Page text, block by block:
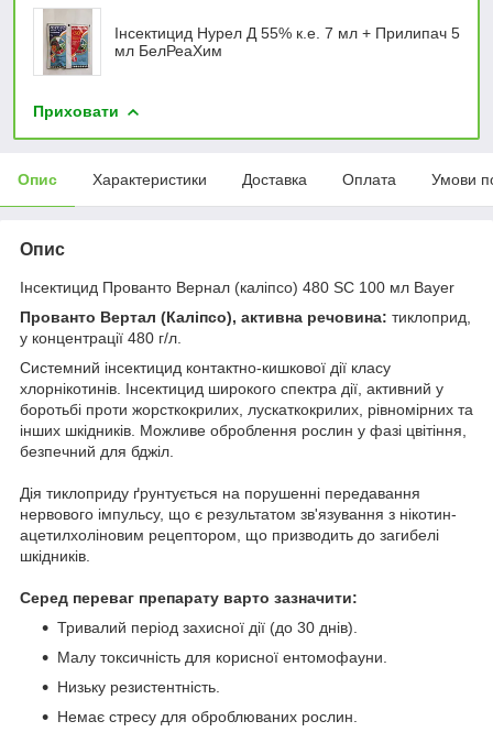
Інсектицид Нурел Д 55% к.е. 7 мл + Прилипач 5
мл БелРеаХим
Приховати
Опис Характеристики Доставка Оплата Умови
Опис
Інсектицид Прованто Вернал (каліпсо) 480 SC 100 мл Bayer
Прованто Вертал (Каліпсо), активна речовина: тиклоприд,
у концентрації 480 г/л.
Системний інсектицид контактно-кишкової дії класу
хлорнікотинів. Інсектицид широкого спектра дії, активний у
боротьбі проти жорсткокрилих, лускаткокрилих, рівномірних та
інших шкідників. Можливе оброблення рослин у фазі цвітіння,
безпечний для бджіл.
Дія тиклоприду ґрунтується на порушенні передавання
нервового імпульсу, що є результатом зв'язування з нікотин-
ацетилхоліновим рецептором, що призводить до загибелі
шкідників.
Серед переваг препарату варто зазначити:
Тривалий період захисної дії (до 30 днів).
Малу токсичність для корисної ентомофауни.
Низьку резистентність.
Немає стресу для оброблюваних рослин.